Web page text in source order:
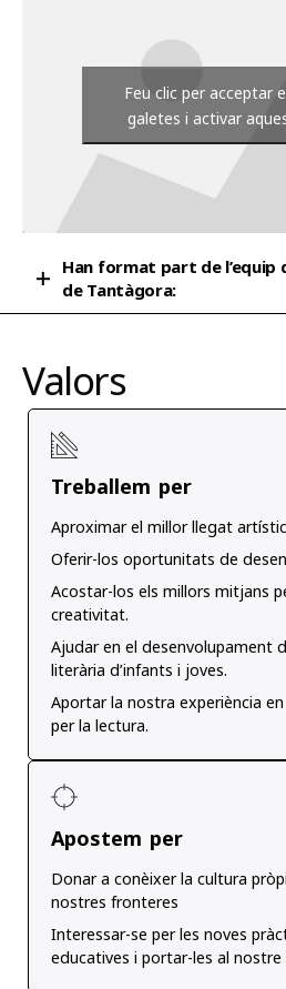
Feu clic per acceptar
galetes i activar
Han format part de l’equip
de Tantàgora:
Monjo, Gina Martí, Io Valls,
Navarro, Laura Ramírez, Lola
Mariela Heredia, Mariona
Oriol Homs, Raimon Carreras,
Valors
Treballem per
Aproximar el millor llegat
Oferir-los oportunitats de
Acostar-los els millors mitjans
creativitat.
Ajudar en el desenvolupament
literària d’infants i joves.
Aportar la nostra experiència
per la lectura.
Apostem per
Donar a conèixer la cultura
nostres fronteres
Interessar-se per les noves
educatives i portar-les al